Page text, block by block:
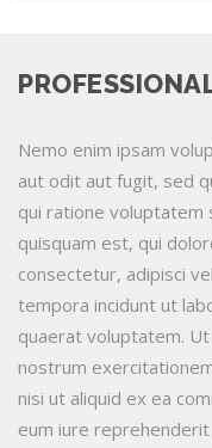
Nemo enim ipsam
aut odit aut fugit, sed
qui ratione voluptatem
quisquam est, qui
consectetur, adipisci
tempora incidunt ut
quaerat voluptatem.
nostrum
nisi ut aliquid ex ea
eum iure